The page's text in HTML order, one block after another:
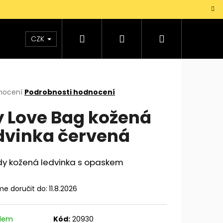
VŮNĚ DOPLŇKY
CZK Hledat PřihlášeníNákupní
Podrobnosti hodnocení
Love Bag kožená
červená
kožená ledvinka s opaskem
doručit do: 11.8.2026
Kód: 20930